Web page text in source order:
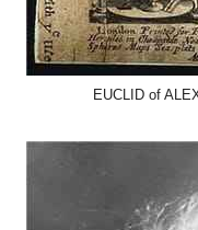
EUCLID of